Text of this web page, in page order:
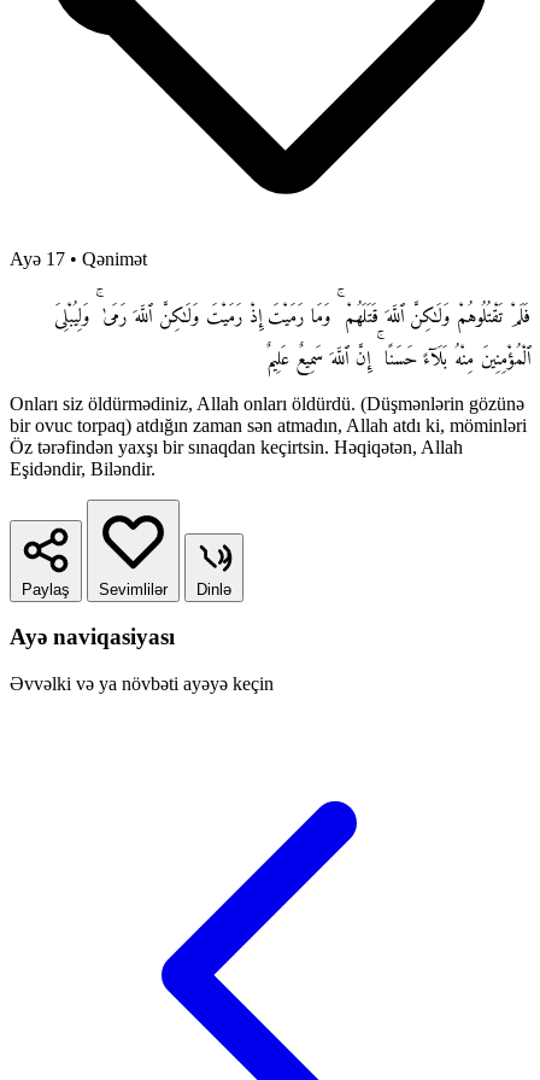
Ayə 17 • Qənimət
فَلَمْ تَقْتُلُوهُمْ وَلَـٰكِنَّ ٱللَّهَ قَتَلَهُمْ ۚ وَمَا رَمَيْتَ إِذْ رَمَيْتَ وَلَـٰكِنَّ ٱللَّهَ رَمَىٰ ۚ وَلِيُبْلِىَ
ٱلْمُؤْمِنِينَ مِنْهُ بَلَآءً حَسَنًا ۚ إِنَّ ٱللَّهَ سَمِيعٌ عَلِيمٌ
Onları siz öldürmədiniz, Allah onları öldürdü. (Düşmənlərin gözünə
bir ovuc torpaq) atdığın zaman sən atmadın, Allah atdı ki, möminləri
Öz tərəfindən yaxşı bir sınaqdan keçirtsin. Həqiqətən, Allah
Eşidəndir, Biləndir.
Paylaş Sevimlilər Dinlə
Ayə naviqasiyası
Əvvəlki və ya növbəti ayəyə keçin